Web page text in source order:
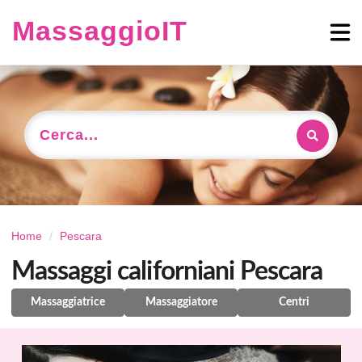
MassaggioIT
Cerca...
Home Pescara
Massaggi californiani Pescara
Massaggiatrice Massaggiatore Centri